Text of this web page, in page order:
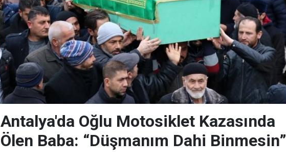
Antalya'da Oğlu Motosiklet Kazasında
Ölen Baba: “Düşmanım Dahi Binmesin”